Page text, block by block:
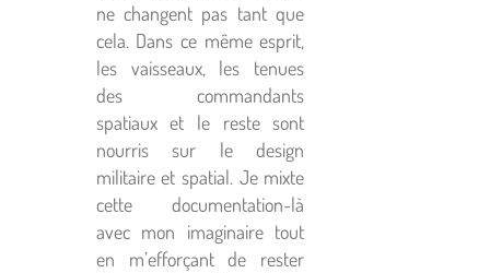
ne changent pas tant que
cela. Dans ce même esprit,
les vaisseaux, les tenues
des commandants
spatiaux et le reste sont
nourris sur le design
militaire et spatial. Je mixte
cette documentation-là
avec mon imaginaire tout
en m’efforçant de rester